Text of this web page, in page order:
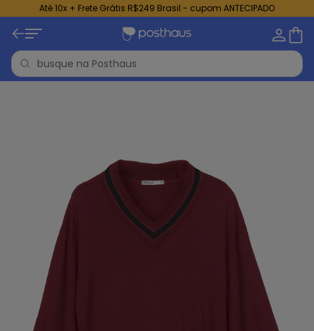
Até 10x + Frete Grátis R$249 Brasil - cupom ANTECIPADO